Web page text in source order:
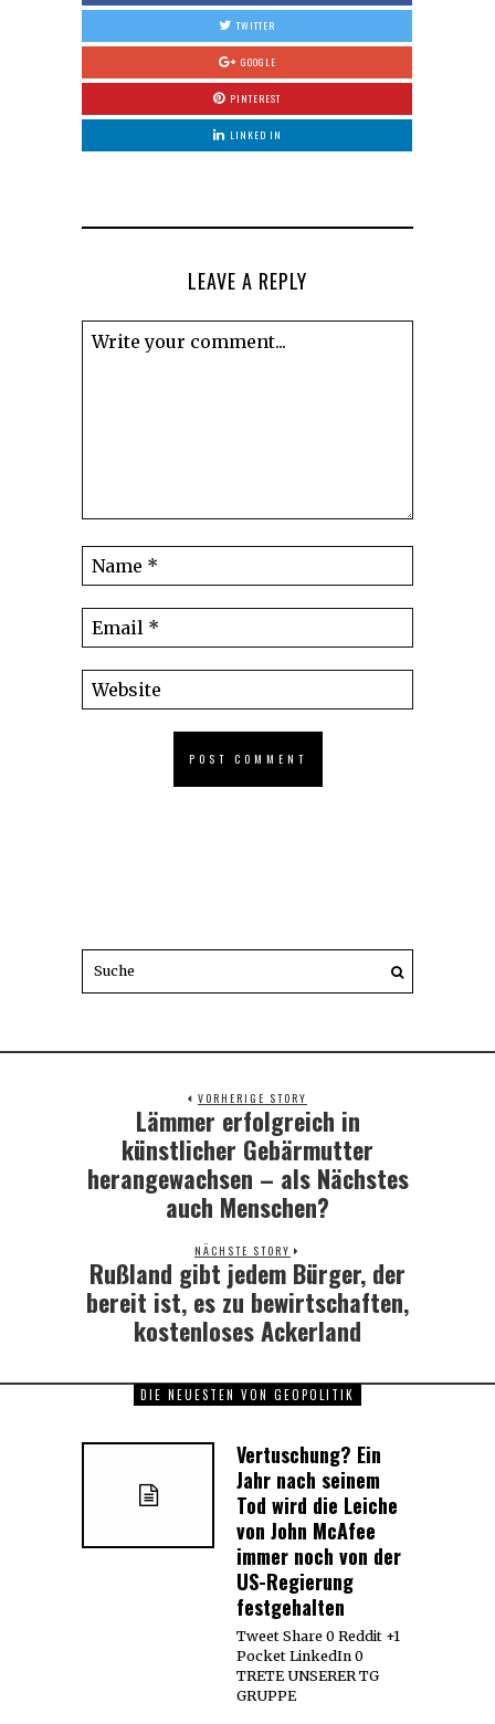
TWITTER
GOOGLE
PINTEREST
LINKED IN
LEAVE A REPLY
VORHERIGE STORY
Previous
post:
Lämmer erfolgreich in
künstlicher Gebärmutter
herangewachsen – als Nächstes
auch Menschen?
NÄCHSTE STORY
Next
post:
Rußland gibt jedem Bürger, der
bereit ist, es zu bewirtschaften,
kostenloses Ackerland
DIE NEUESTEN VON GEOPOLITIK
Vertuschung? Ein
Jahr nach seinem
Tod wird die Leiche
von John McAfee
immer noch von der
US-Regierung
festgehalten
Tweet Share 0 Reddit +1
Pocket LinkedIn 0
TRETE UNSERER TG
GRUPPE